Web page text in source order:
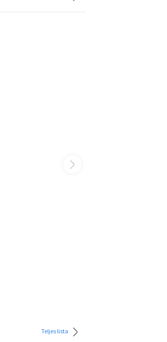
Teljes lista